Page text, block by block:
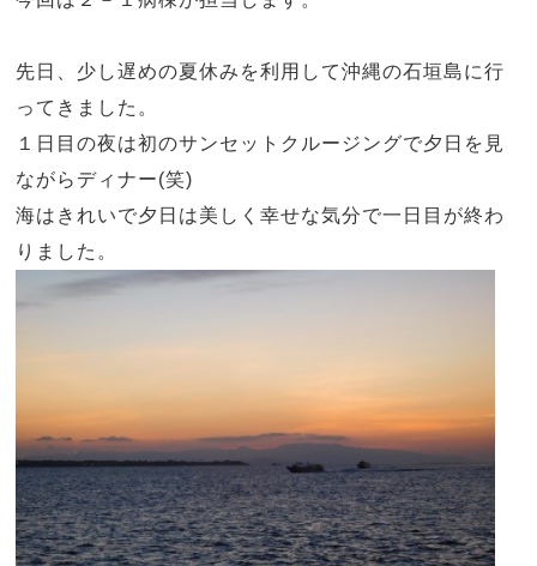
先日、少し遅めの夏休みを利用して沖縄の石垣島に行
ってきました。
１日目の夜は初のサンセットクルージングで夕日を見
ながらディナー(笑)
海はきれいで夕日は美しく幸せな気分で一日目が終わ
りました。